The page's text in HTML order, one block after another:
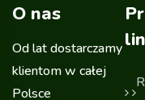
O nas
Od lat dostarczamy
klientom w całej
Polsce